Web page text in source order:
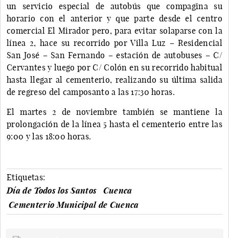
un servicio especial de autobús que compagina su
horario con el anterior y que parte desde el centro
comercial El Mirador pero, para evitar solaparse con la
línea 2, hace su recorrido por Villa Luz – Residencial
San José – San Fernando – estación de autobuses – C/
Cervantes y luego por C/ Colón en su recorrido habitual
hasta llegar al cementerio, realizando su última salida
de regreso del camposanto a las 17:30 horas.
El martes 2 de noviembre también se mantiene la
prolongación de la línea 5 hasta el cementerio entre las
9:00 y las 18:00 horas.
Etiquetas:
Día de Todos los Santos
Cuenca
Cementerio Municipal de Cuenca